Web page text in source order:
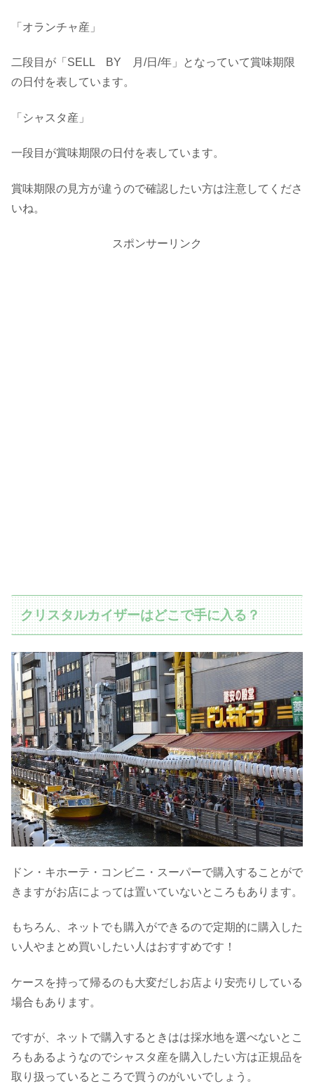
「オランチャ産」
二段目が「SELL BY 月/日/年」となっていて賞味期限
の日付を表しています。
「シャスタ産」
一段目が賞味期限の日付を表しています。
賞味期限の見方が違うので確認したい方は注意してくださ
いね。
スポンサーリンク
クリスタルカイザーはどこで手に入る？
ドン・キホーテ・コンビニ・スーパーで購入することがで
きますがお店によっては置いていないところもあります。
もちろん、ネットでも購入ができるので定期的に購入した
い人やまとめ買いしたい人はおすすめです！
ケースを持って帰るのも大変だしお店より安売りしている
場合もあります。
ですが、ネットで購入するときはは採水地を選べないとこ
ろもあるようなのでシャスタ産を購入したい方は正規品を
取り扱っているところで買うのがいいでしょう。